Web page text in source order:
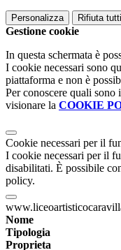
Personalizza Rifiuta tutti
Gestione cookie
In questa schermata è
I cookie necessari sono
piattaforma e non è
Per conoscere quali sono
visionare la COOKIE
Cookie necessari per il
I cookie necessari per il
disabilitati. È possibile
policy.
Nome
Tipologia
Proprieta